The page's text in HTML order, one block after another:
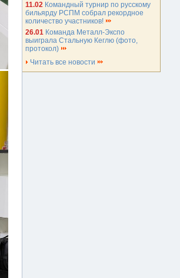
11.02 Командный турнир по русскому
бильярду РСПМ собрал рекордное
количество участников!
26.01 Команда Металл-Экспо
выиграла Стальную Кеглю (фото,
протокол)
Читать все новости